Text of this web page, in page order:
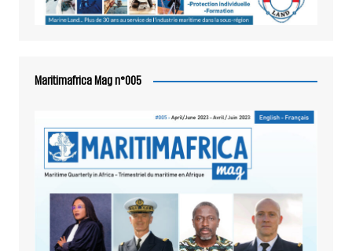
Maritimafrica Mag n°005